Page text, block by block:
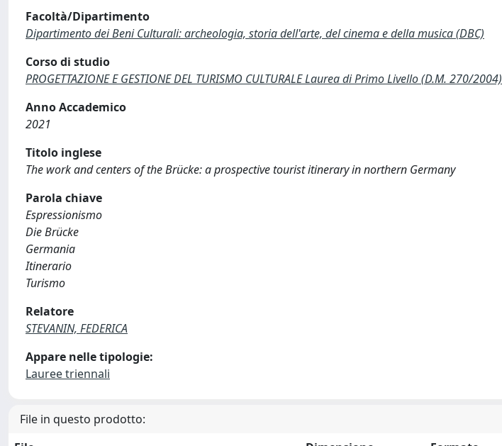
Facoltà/Dipartimento
Dipartimento dei Beni Culturali: archeologia, storia dell'arte, del cinema e della musica (DBC)
Corso di studio
PROGETTAZIONE E GESTIONE DEL TURISMO CULTURALE Laurea di Primo Livello (D.M. 270/2004)
Anno Accademico
2021
Titolo inglese
The work and centers of the Brücke: a prospective tourist itinerary in northern Germany
Parola chiave
Espressionismo
Die Brücke
Germania
Itinerario
Turismo
Relatore
STEVANIN, FEDERICA
Appare nelle tipologie:
Lauree triennali
File in questo prodotto: